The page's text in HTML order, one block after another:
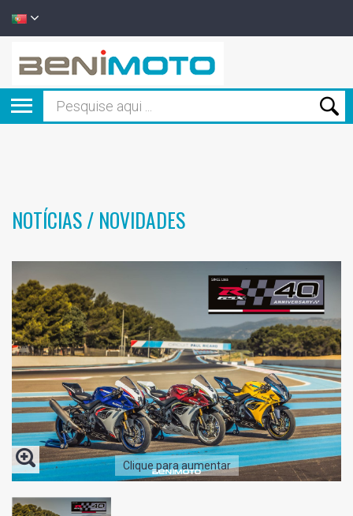
NOTÍCIAS / NOVIDADES
Clique para aumentar